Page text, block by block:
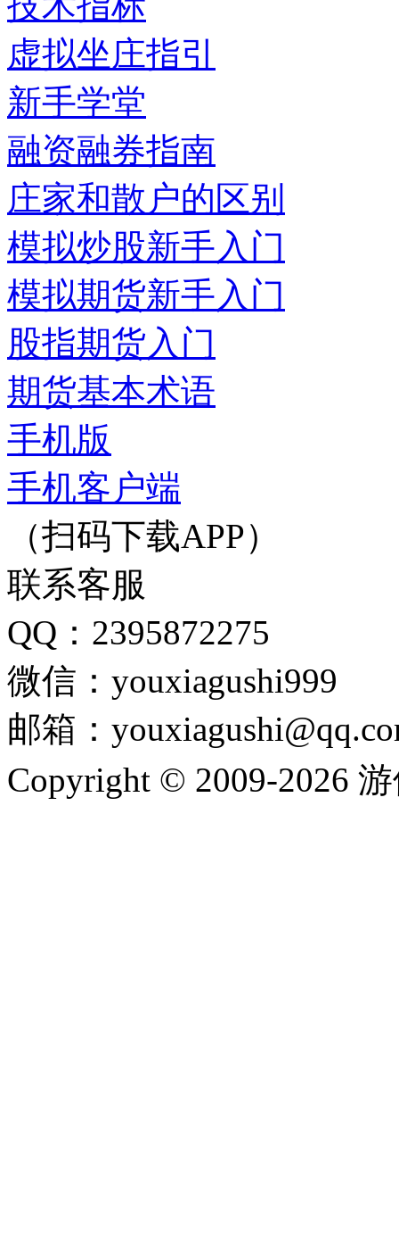
虚拟坐庄指引
新手学堂
融资融券指南
庄家和散户的区别
模拟炒股新手入门
模拟期货新手入门
股指期货入门
期货基本术语
手机版
手机客户端
（扫码下载APP）
联系客服
QQ：2395872275
微信：youxiagushi999
邮箱：
Copyright © 2009-2026